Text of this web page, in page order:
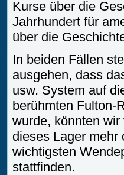
Kurse über die
Jahrhundert für
über die
In beiden Fällen
ausgehen, dass
usw. System auf
berühmten Fulton-
wurde, könnten
dieses Lager mehr
wichtigsten
stattfinden.